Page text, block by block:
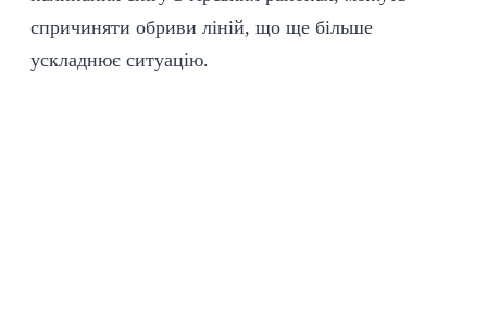
спричиняти обриви ліній, що ще більше
ускладнює ситуацію.